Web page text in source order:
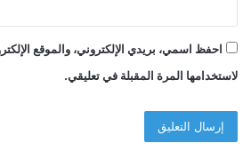
احفظ اسمي، بريدي الإلكتروني، والموقع
لاستخدامها المرة المقبلة في تعليقي.